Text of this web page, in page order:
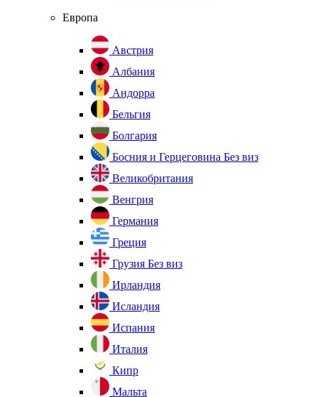
Европа
Австрия
Албания
Андорра
Бельгия
Болгария
Босния и Герцеговина Без виз
Великобритания
Венгрия
Германия
Греция
Грузия Без виз
Ирландия
Исландия
Испания
Италия
Кипр
Мальта